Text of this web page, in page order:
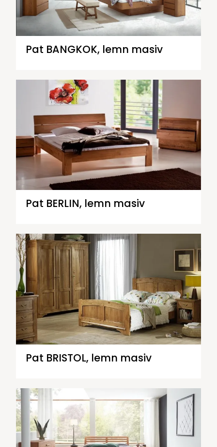
Pat BANGKOK, lemn masiv
Pat BERLIN, lemn masiv
Pat BRISTOL, lemn masiv